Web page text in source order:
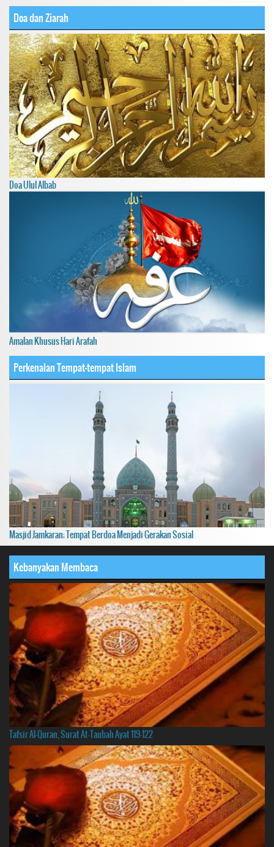
Doa dan Ziarah
Doa Ulul Albab
Amalan Khusus Hari Arafah
Perkenalan Tempat-tempat Islam
Masjid Jamkaran; Tempat Berdoa Menjadi Gerakan Sosial
Kebanyakan Membaca
Tafsir Al-Quran, Surat At-Taubah Ayat 119-122